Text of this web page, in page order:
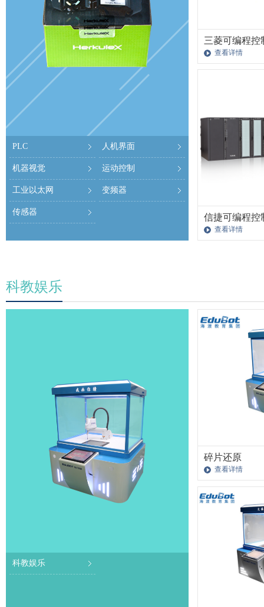
PLC 人机界面
机器视觉 运动控制
工业以太网 变频器
传感器
三菱可编程控
查看详情
信捷可编程控
查看详情
科教娱乐
科教娱乐
碎片还原
查看详情